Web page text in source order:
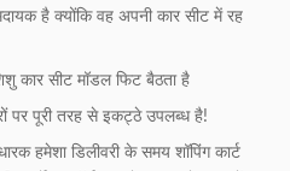
उपलब्ध है
है
है क्योंकि वह अपनी कार सीट में रह
कार सीट मॉडल फिट बैठता है
पर पूरी तरह से इकट्ठे उपलब्ध है!
हमेशा डिलीवरी के समय शॉपिंग कार्ट